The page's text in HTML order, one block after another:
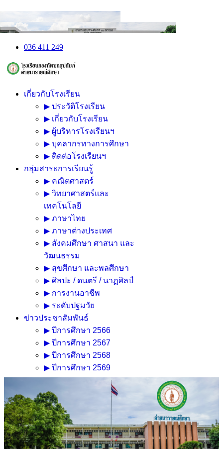
036 411 249
เกี่ยวกับโรงเรียน
▶ ประวัติโรงเรียน
▶ เกี่ยวกับโรงเรียน
▶ ผู้บริหารโรงเรียนฯ
▶ บุคลากรทางการศึกษา
▶ ติดต่อโรงเรียนฯ
กลุ่มสาระการเรียนรู้
▶ คณิตศาสตร์
▶ วิทยาศาสตร์และ
เทคโนโลยี
▶ ภาษาไทย
▶ ภาษาต่างประเทศ
▶ สังคมศึกษา ศาสนา และ
วัฒนธรรม
▶ สุขศึกษา และพลศึกษา
▶ ศิลปะ / ดนตรี / นาฏศิลป์
▶ การงานอาชีพ
▶ ระดับปฐมวัย
ข่าวประชาสัมพันธ์
▶ ปีการศึกษา 2566
▶ ปีการศึกษา 2567
▶ ปีการศึกษา 2568
▶ ปีการศึกษา 2569